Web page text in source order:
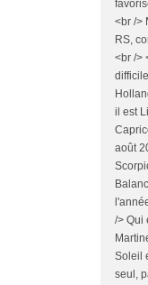
<br />
RS,
<br />
il est
août
/> Qui
Soleil
seul,